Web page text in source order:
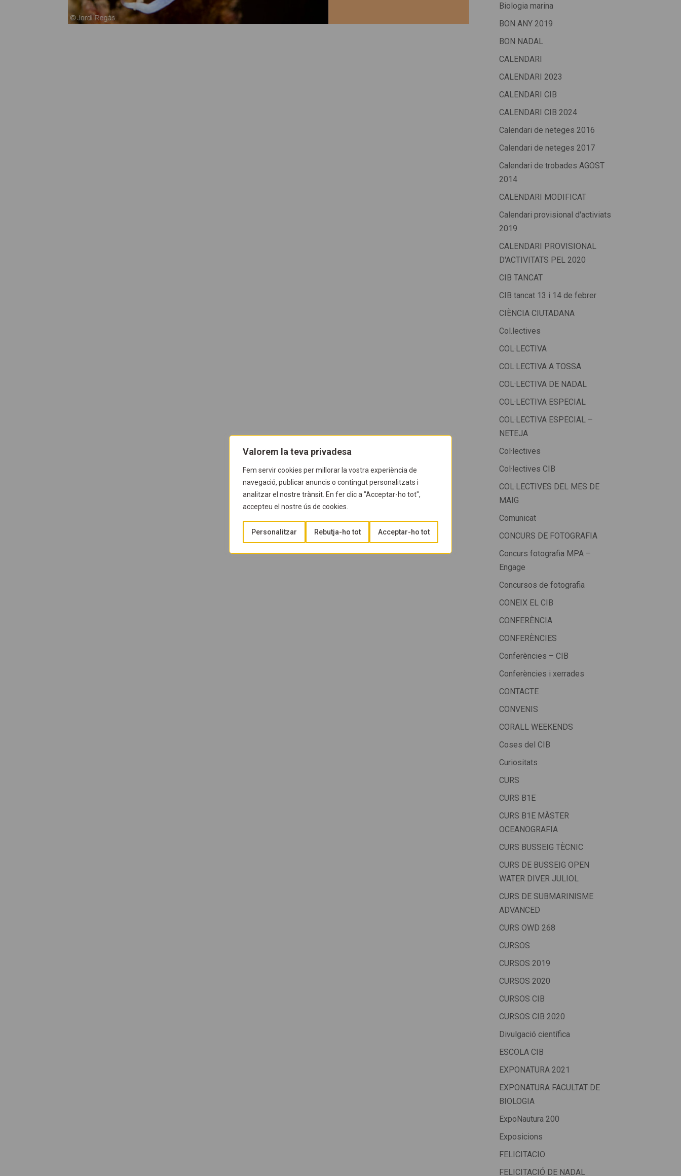
Valorem la teva privadesa
Fem servir cookies per millorar la vostra experiència de
navegació, publicar anuncis o contingut personalitzats i
analitzar el nostre trànsit. En fer clic a "Acceptar-ho tot",
accepteu el nostre ús de cookies.
Personalitzar Rebutja-ho tot Acceptar-ho tot
Biologia marina
BON ANY 2019
BON NADAL
CALENDARI
CALENDARI 2023
CALENDARI CIB
CALENDARI CIB 2024
Calendari de neteges 2016
Calendari de neteges 2017
Calendari de trobades AGOST
2014
CALENDARI MODIFICAT
Calendari provisional d'activiats
2019
CALENDARI PROVISIONAL
D'ACTIVITATS PEL 2020
CIB TANCAT
CIB tancat 13 i 14 de febrer
CIÈNCIA CIUTADANA
Col.lectives
COL·LECTIVA
COL·LECTIVA A TOSSA
COL·LECTIVA DE NADAL
COL·LECTIVA ESPECIAL
COL·LECTIVA ESPECIAL –
NETEJA
Col·lectives
Col·lectives CIB
COL·LECTIVES DEL MES DE
MAIG
Comunicat
CONCURS DE FOTOGRAFIA
Concurs fotografia MPA –
Engage
Concursos de fotografia
CONEIX EL CIB
CONFERÈNCIA
CONFERÈNCIES
Conferències – CIB
Conferències i xerrades
CONTACTE
CONVENIS
CORALL WEEKENDS
Coses del CIB
Curiositats
CURS
CURS B1E
CURS B1E MÀSTER
OCEANOGRAFIA
CURS BUSSEIG TÈCNIC
CURS DE BUSSEIG OPEN
WATER DIVER JULIOL
CURS DE SUBMARINISME
ADVANCED
CURS OWD 268
CURSOS
CURSOS 2019
CURSOS 2020
CURSOS CIB
CURSOS CIB 2020
Divulgació científica
ESCOLA CIB
EXPONATURA 2021
EXPONATURA FACULTAT DE
BIOLOGIA
ExpoNautura 200
Exposicions
FELICITACIO
FELICITACIÓ DE NADAL